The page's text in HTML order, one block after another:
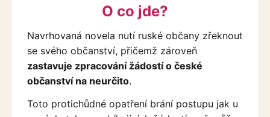
O co jde?
Navrhovaná novela nutí ruské občany zřeknout
se svého občanství, přičemž zároveň
zastavuje zpracování žádostí o české
občanství na neurčito.
Toto protichůdné opatření brání postupu jak u